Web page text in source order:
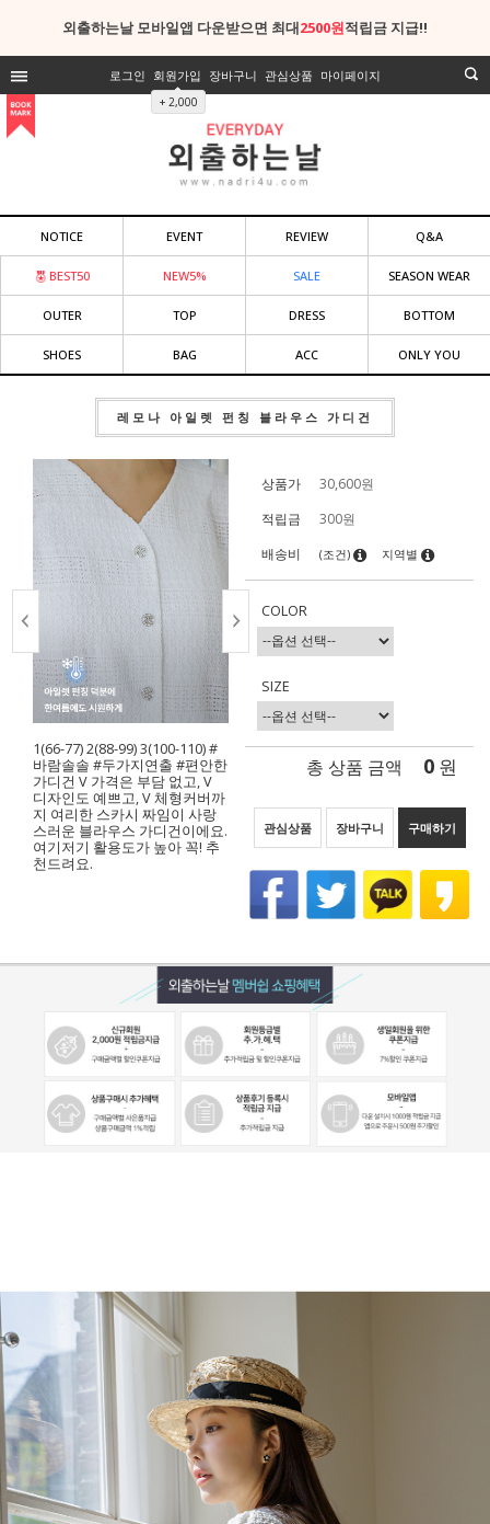
외출하는날 모바일앱 다운받으면 최대2500원적립금 지급!!
로그인 회원가입
+ 2,000
장바구니 관심상품 마이페이지
NOTICE EVENT REVIEW Q&A
BEST50 NEW5% SALE SEASON WEAR
OUTER TOP DRESS BOTTOM
SHOES BAG ACC ONLY YOU
레모나 아일렛 펀칭 블라우스 가디건
1(66-77) 2(88-99) 3(100-110) #
바람솔솔 #두가지연출 #편안한
가디건 V 가격은 부담 없고, V
디자인도 예쁘고, V 체형커버까
지 여리한 스카시 짜임이 사랑
스러운 블라우스 가디건이에요.
여기저기 활용도가 높아 꼭! 추
천드려요.
상품가 30,600원
적립금
300원
배송비
(조건) 지역별
COLOR
SIZE
총 상품 금액 0 원
관심상품 장바구니 구매하기